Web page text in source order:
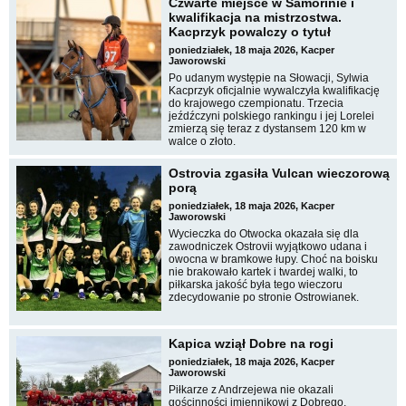
kwalifikacja na mistrzostwa.
Kacprzyk powalczy o tytuł
poniedziałek, 18 maja 2026, Kacper
Jaworowski
Po udanym występie na Słowacji, Sylwia
Kacprzyk oficjalnie wywalczyła kwalifikację
do krajowego czempionatu. Trzecia
jeźdźczyni polskiego rankingu i jej Lorelei
zmierzą się teraz z dystansem 120 km w
walce o złoto.
Ostrovia zgasiła Vulcan wieczorową
porą
poniedziałek, 18 maja 2026, Kacper
Jaworowski
Wycieczka do Otwocka okazała się dla
zawodniczek Ostrovii wyjątkowo udana i
owocna w bramkowe łupy. Choć na boisku
nie brakowało kartek i twardej walki, to
piłkarska jakość była tego wieczoru
zdecydowanie po stronie Ostrowianek.
Kapica wziął Dobre na rogi
poniedziałek, 18 maja 2026, Kacper
Jaworowski
Piłkarze z Andrzejewa nie okazali
gościnności imiennikowi z Dobrego,